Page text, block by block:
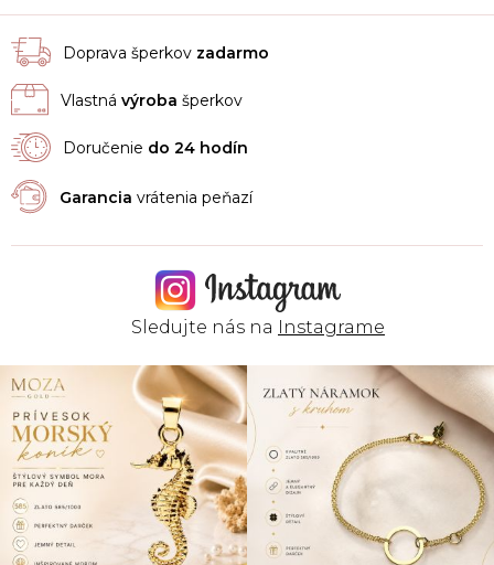
Doprava šperkov zadarmo
Vlastná výroba šperkov
Doručenie do 24 hodín
Garancia vrátenia peňazí
Sledujte nás na Instagrame